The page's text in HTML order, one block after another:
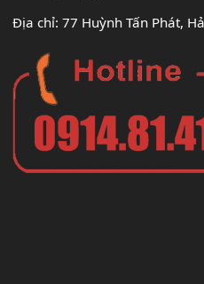
Địa chỉ: 77 Huỳnh Tấn Phát,